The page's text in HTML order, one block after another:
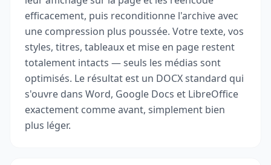
efficacement, puis reconditionne l'archive avec
une compression plus poussée. Votre texte, vos
styles, titres, tableaux et mise en page restent
totalement intacts — seuls les médias sont
optimisés. Le résultat est un DOCX standard qui
s'ouvre dans Word, Google Docs et LibreOffice
exactement comme avant, simplement bien
plus léger.